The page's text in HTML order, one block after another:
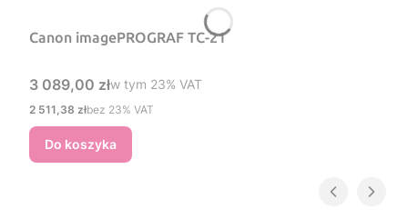
Canon imagePROGRAF TC-21
Cena brutto
3 089,00 złw tym %s VAT
w tym 23% VAT
Cena netto
2 511,38 złbez 23% VAT
Do koszyka